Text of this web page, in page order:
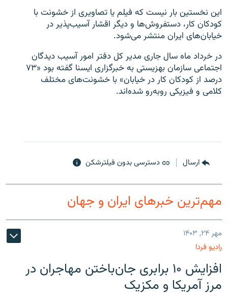
این نخستین بار نیست که فیلم یا تصاویری از خشونت با
کودکان کار، دستفروش‌ها و دیگر اقشار آسیب‌پذیر در
خیابان‌های ایران منتشر می‌شود.
در خرداد ماه سال جاری مدیر کل دفتر امور آسیب دیدگان
اجتماعی سازمان بهزیستی به خبرگزاری ایسنا گفته بود «۷۳
درصد از کودکان کار در خیابان» با خشونت‌های مختلف
کلامی و فیزیکی روبه‌رو شده‌اند.
ارسال دسترسی بدون فیلترشکن
مهم‌ترین خبرهای ایران و جهان
مهر ۲۴, ۱۴۰۳
رادیو فردا
افزایش ۱۰ برابری جان‌باختن مهاجران در
مرز آمریکا و مکزیک